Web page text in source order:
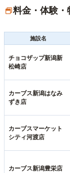
料金・体験・
施設名
チョコザップ新潟新
松崎店
カーブス新潟はなみ
ずき店
カーブスマーケット
シティ河渡店
カーブス新潟豊栄店